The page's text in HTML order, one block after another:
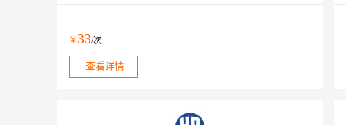
￥ 33/次
查看详情